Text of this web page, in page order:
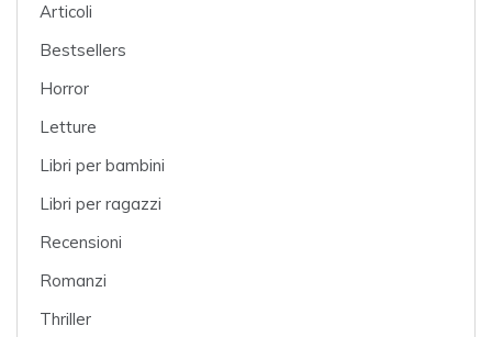
Articoli
Bestsellers
Horror
Letture
Libri per bambini
Libri per ragazzi
Recensioni
Romanzi
Thriller